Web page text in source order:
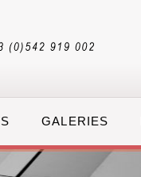
GALERIES